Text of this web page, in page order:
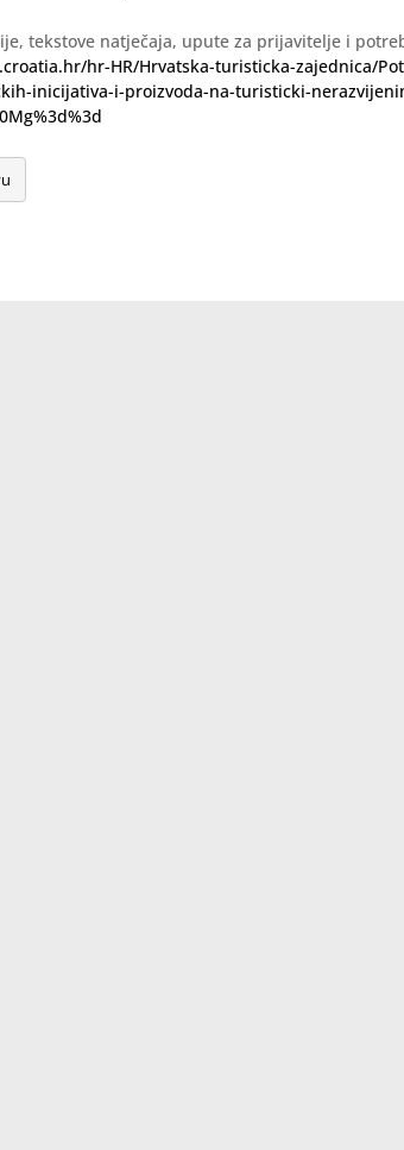
tekstove natječaja, upute za prijavitelje i
hr-HR/Hrvatska-turisticka-zajednica/
inicijativa-i-proizvoda-na-turisticki-